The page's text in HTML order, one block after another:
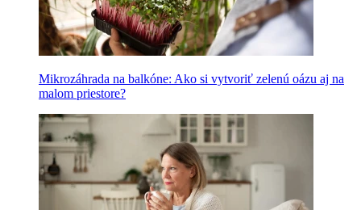
Mikrozáhrada na balkóne: Ako si vytvoriť zelenú oázu aj na
malom priestore?